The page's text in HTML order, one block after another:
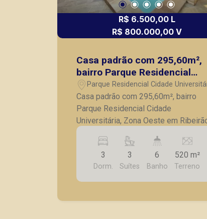
R$ 6.500,00 L
R$ 800.000,00 V
Casa padrão com 295,60m²,
bairro Parque Residencial
Cidade Universitária, Zona
Oeste em Ribeirão Preto/SP.
Parque Residencial Cidade
- Ribeirão Preto/SP
Casa padrão com 295,60m², bairro
Parque Residencial Cidade
Universitária, Zona Oeste em
Preto/SP. - 3 suítes; - Sala para 2
ambientes; - Lavabo; - Escritório; -
Cozinha com gabinete; - Lavanderia; -
Banheiro de serviço; - Edícula com
suíte; - Quintal; - Piscina; - 6 vagas
3
Dorm.
3
Suítes
6
Banho
520 m²
Terreno